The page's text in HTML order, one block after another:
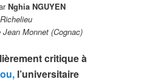
Nghia NGUYEN
Jean Monnet (Cognac)
critique à
l’universitaire